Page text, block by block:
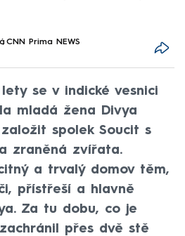
, CNN Prima NEWS
se v indické vesnici
mladá žena Divya
spolek Soucit s
zraněná zvířata.
a trvalý domov těm,
přístřeší a hlavně
Za tu dobu, co je
přes dvě stě